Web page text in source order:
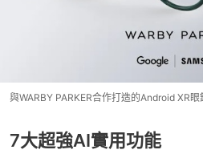
與WARBY PARKER合作打造的Android XR眼
7大超強AI實用功能